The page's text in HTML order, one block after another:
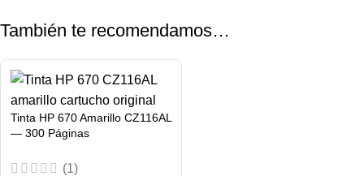
También te recomendamos…
Tinta HP 670 Amarillo CZ116AL
— 300 Páginas
(1)